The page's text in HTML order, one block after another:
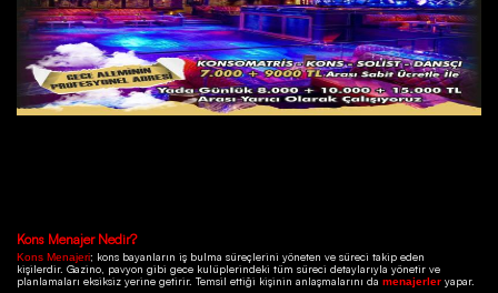
Kons Menajer Nedir?
Kons Menajeri; kons bayanların iş bulma süreçlerini yöneten ve süreci takip eden
kişilerdir. Gazino, pavyon gibi gece kulüplerindeki tüm süreci detaylarıyla yönetir ve
planlamaları eksiksiz yerine getirir. Temsil ettiği kişinin anlaşmalarını da menajerler yapar.